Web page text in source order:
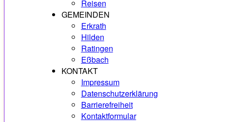
Reisen
GEMEINDEN
Erkrath
Hilden
Ratingen
Eßbach
KONTAKT
Impressum
Datenschutzerklärung
Barrierefreiheit
Kontaktformular